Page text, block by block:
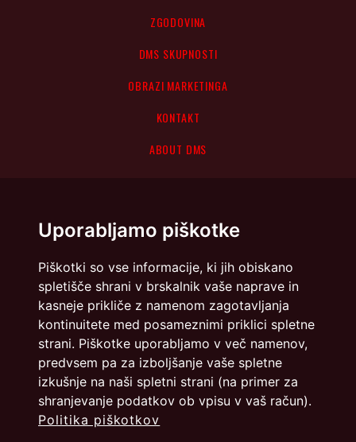
Uporabljamo piškotke
Piškotki so vse informacije, ki jih obiskano
spletišče shrani v brskalnik vaše naprave in
kasneje prikliče z namenom zagotavljanja
kontinuitete med posameznimi priklici spletne
strani. Piškotke uporabljamo v več namenov,
predvsem pa za izboljšanje vaše spletne
izkušnje na naši spletni strani (na primer za
shranjevanje podatkov ob vpisu v vaš račun).
Politika piškotkov
ZGODOVINA
DMS SKUPNOSTI
OBRAZI MARKETINGA
KONTAKT
ABOUT DMS
Politika zasebnosti